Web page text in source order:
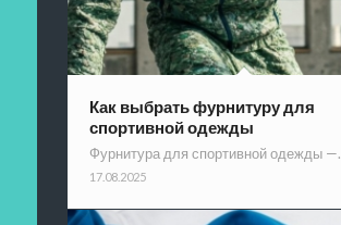
Как выбрать фурнитуру для
спортивной одежды
Фурнитура для спортивной одежды
17.08.2025